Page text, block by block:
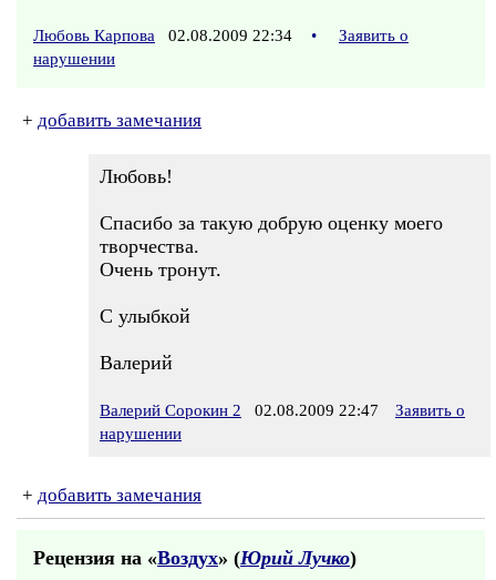
Любовь Карпова 02.08.2009 22:34 •
Заявить о
нарушении
+ добавить замечания
Любовь!
Спасибо за такую добрую оценку моего
творчества.
Очень тронут.
С улыбкой
Валерий
Валерий Сорокин 2 02.08.2009 22:47
Заявить о
нарушении
+ добавить замечания
Рецензия на «Воздух» (Юрий Лучко)